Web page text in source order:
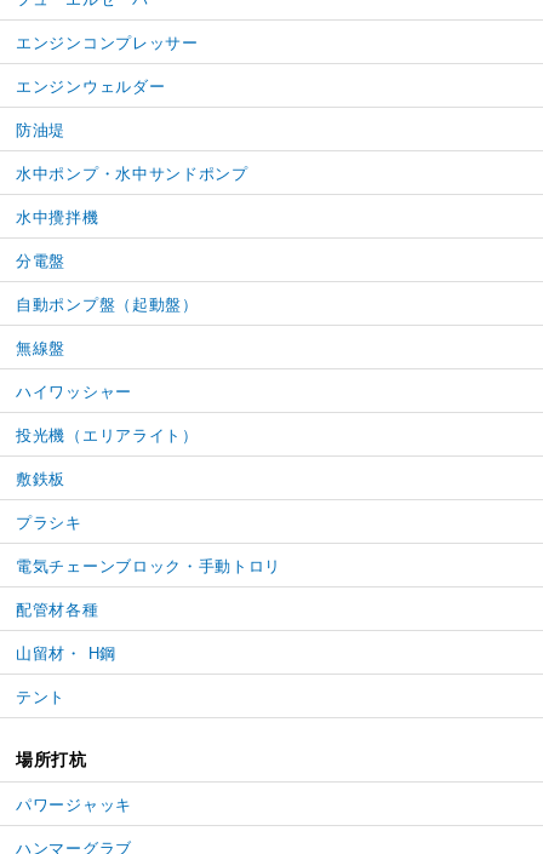
エンジンコンプレッサー
エンジンウェルダー
防油堤
水中ポンプ・水中サンドポンプ
水中攪拌機
分電盤
自動ポンプ盤（起動盤）
無線盤
ハイワッシャー
投光機（エリアライト）
敷鉄板
プラシキ
電気チェーンブロック・手動トロリ
配管材各種
山留材・ H鋼
テント
場所打杭
パワージャッキ
ハンマーグラブ